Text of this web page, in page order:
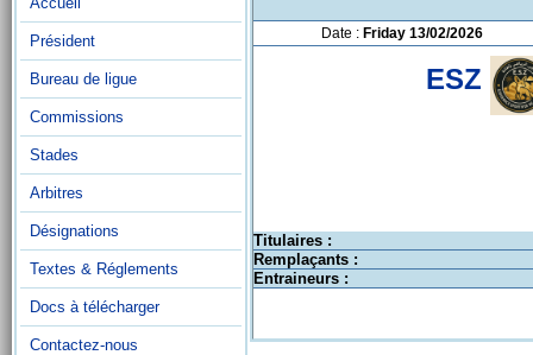
Président
Bureau de ligue
Commissions
Stades
Arbitres
Désignations
Textes & Réglements
Docs à télécharger
Contactez-nous
Date : Friday 13/02/2026
ESZ
Titulaires :
Remplaçants :
Entraineurs :